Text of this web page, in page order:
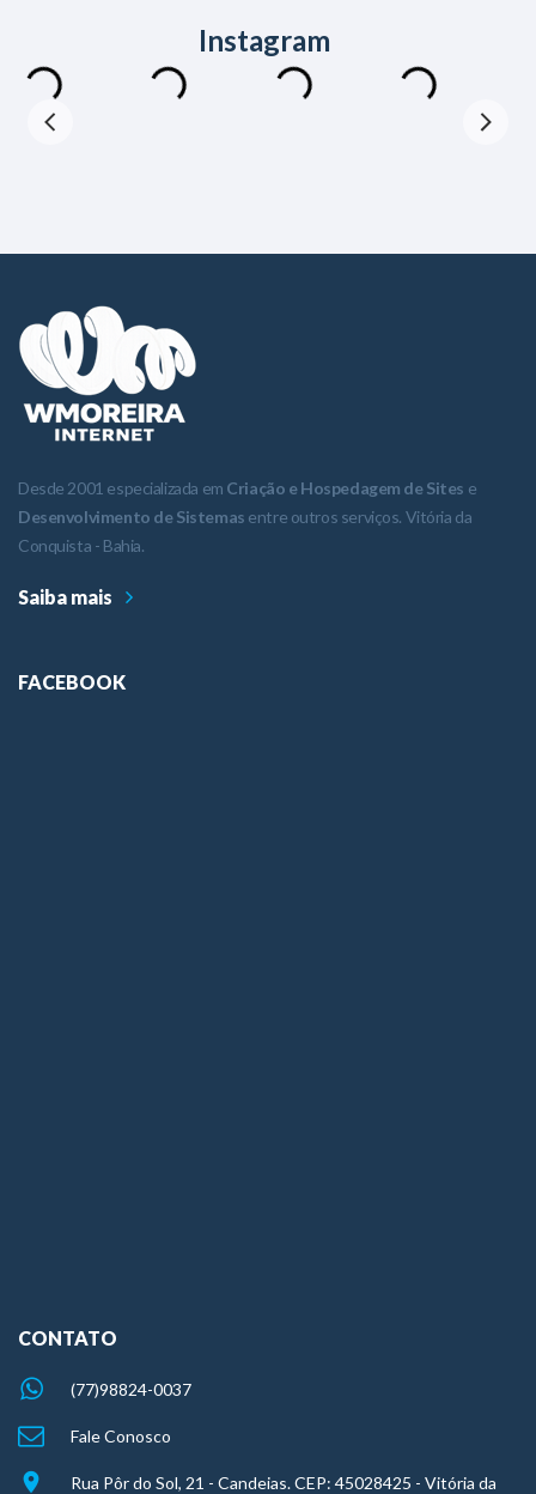
Instagram
Desde 2001 especializada em Criação e Hospedagem de Sites e
Desenvolvimento de Sistemas entre outros serviços. Vitória da
Conquista - Bahia.
Saiba mais
FACEBOOK
CONTATO
(77)98824-0037
Fale Conosco
Rua Pôr do Sol, 21 - Candeias. CEP: 45028425 - Vitória da